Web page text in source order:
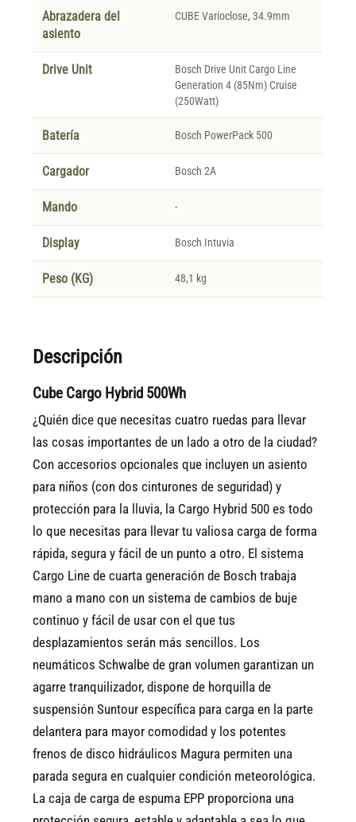
Abrazadera del
asiento
CUBE Varioclose, 34.9mm
Drive Unit
Bosch Drive Unit Cargo Line
Generation 4 (85Nm) Cruise
(250Watt)
Batería Bosch PowerPack 500
Cargador Bosch 2A
Mando -
Display Bosch Intuvia
Peso (KG) 48,1 kg
Descripción
Cube Cargo Hybrid 500Wh
¿Quién dice que necesitas cuatro ruedas para llevar
las cosas importantes de un lado a otro de la ciudad?
Con accesorios opcionales que incluyen un asiento
para niños (con dos cinturones de seguridad) y
protección para la lluvia, la Cargo Hybrid 500 es todo
lo que necesitas para llevar tu valiosa carga de forma
rápida, segura y fácil de un punto a otro. El sistema
Cargo Line de cuarta generación de Bosch trabaja
mano a mano con un sistema de cambios de buje
continuo y fácil de usar con el que tus
desplazamientos serán más sencillos. Los
neumáticos Schwalbe de gran volumen garantizan un
agarre tranquilizador, dispone de horquilla de
suspensión Suntour específica para carga en la parte
delantera para mayor comodidad y los potentes
frenos de disco hidráulicos Magura permiten una
parada segura en cualquier condición meteorológica.
La caja de carga de espuma EPP proporciona una